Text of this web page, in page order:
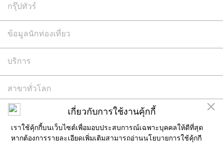
กรุ๊ปทัวร์
ข้อมูลนักท่องเที่ยว
บริการ
สาขาทั่วโลก
การใช้งานเว็บไซต์นี้ต่อ หมายความว่าคุณได้ตกลงกับข้อตกลงและเงื่อนไขสำหรับเว็บไซต์ หากต้องการราย
ละเอียดเพิ่มเติมสามารถอ่านนโยบายความเป็นส่วนตัวและนโยบายการใช้คุ้กกี้ของเรา
เกี่ยวกับการใช้งานคุ้กกี้
เราใช้คุ้กกี้บนเว็บไซต์เพื่อมอบประสบการณ์เฉพาะบุคคลให้ดีที่สุด
หากต้องการรายละเอียดเพิ่มเติมสามารถอ่านนโยบายการใช้คุ้กกี